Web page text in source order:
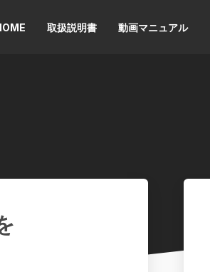
取扱説明書 動画マニュアル